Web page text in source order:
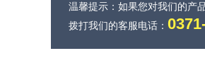
温馨提示：如果您对我们的产
拨打我们的客服电话：